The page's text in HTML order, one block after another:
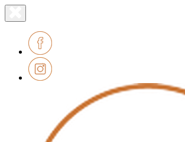
le
Lien
page
accueil